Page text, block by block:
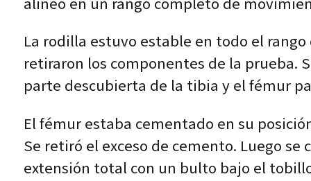
La rodilla estuvo estable en todo el
retiraron los componentes de la prueba.
parte descubierta de la tibia y el fémur
El fémur estaba cementado en su
Se retiró el exceso de cemento. Luego
extensión total con un bulto bajo el